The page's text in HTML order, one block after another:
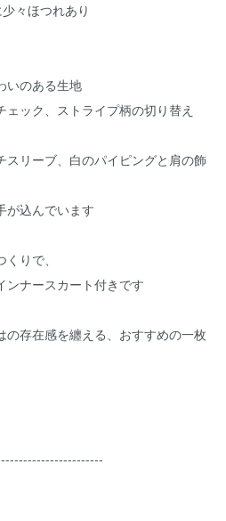
々ほつれあり
いのある生地
ック、ストライプ柄の切り替え
スリーブ、白のパイピングと肩の飾
が込んでいます
りで、
ンナースカート付きです
の存在感を纏える、おすすめの一枚